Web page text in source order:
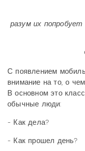
И
разум их
С появлением
внимание на то, о
В основном это
обычные люди:
- Как дела?
- Как прошел день?